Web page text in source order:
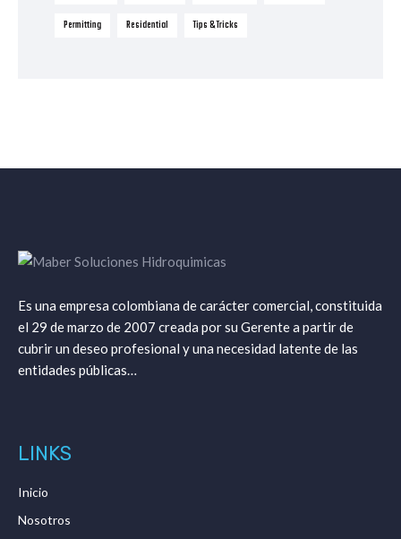
Permitting Residential Tips & Tricks
Es una empresa colombiana de carácter comercial, constituida
el 29 de marzo de 2007 creada por su Gerente a partir de
cubrir un deseo profesional y una necesidad latente de las
entidades públicas…
LINKS
Inicio
Nosotros